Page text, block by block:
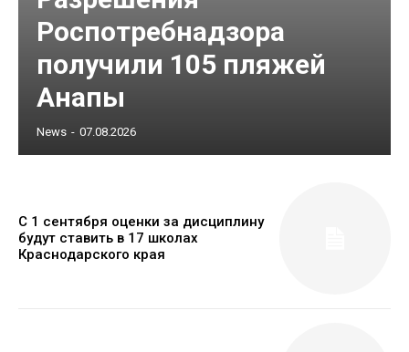
Роспотребнадзора
получили 105 пляжей
Анапы
News - 07.08.2026
С 1 сентября оценки за дисциплину
будут ставить в 17 школах
Краснодарского края